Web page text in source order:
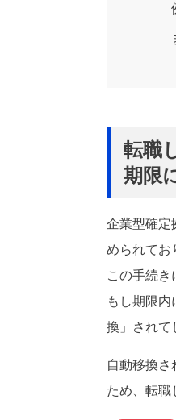
転職
期限
企業型確定
められてお
この手続き
もし期限
換」されて
自動移換さ
ため、転職